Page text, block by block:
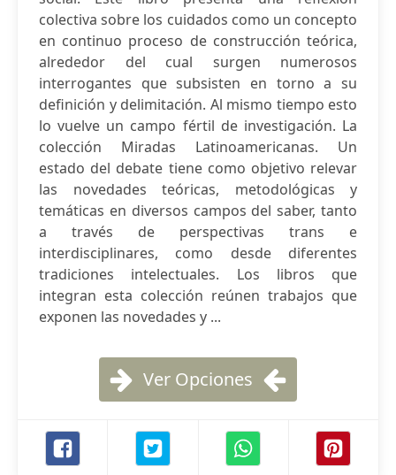
colectiva sobre los cuidados como un concepto
en continuo proceso de construcción teórica,
alrededor del cual surgen numerosos
interrogantes que subsisten en torno a su
definición y delimitación. Al mismo tiempo esto
lo vuelve un campo fértil de investigación. La
colección Miradas Latinoamericanas. Un
estado del debate tiene como objetivo relevar
las novedades teóricas, metodológicas y
temáticas en diversos campos del saber, tanto
a través de perspectivas trans e
interdisciplinares, como desde diferentes
tradiciones intelectuales. Los libros que
integran esta colección reúnen trabajos que
exponen las novedades y ...
Ver Opciones